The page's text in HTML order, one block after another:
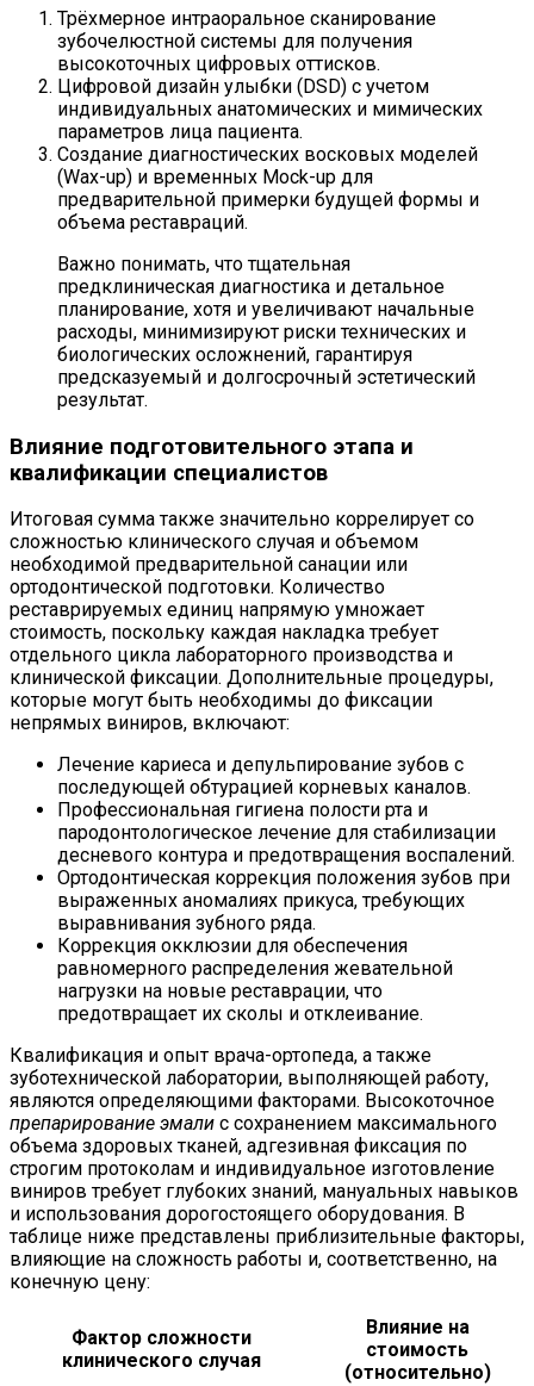
Трёхмерное интраоральное сканирование
зубочелюстной системы для получения
высокоточных цифровых оттисков.
Цифровой дизайн улыбки (DSD) с учетом
индивидуальных анатомических и мимических
параметров лица пациента.
Создание диагностических восковых моделей
(Wax-up) и временных Mock-up для
предварительной примерки будущей формы и
объема реставраций.
Важно понимать, что тщательная
предклиническая диагностика и детальное
планирование, хотя и увеличивают начальные
расходы, минимизируют риски технических и
биологических осложнений, гарантируя
предсказуемый и долгосрочный эстетический
результат.
Влияние подготовительного этапа и
квалификации специалистов
Итоговая сумма также значительно коррелирует со
сложностью клинического случая и объемом
необходимой предварительной санации или
ортодонтической подготовки. Количество
реставрируемых единиц напрямую умножает
стоимость, поскольку каждая накладка требует
отдельного цикла лабораторного производства и
клинической фиксации. Дополнительные процедуры,
которые могут быть необходимы до фиксации
непрямых виниров, включают:
Лечение кариеса и депульпирование зубов с
последующей обтурацией корневых каналов.
Профессиональная гигиена полости рта и
пародонтологическое лечение для стабилизации
десневого контура и предотвращения воспалений.
Ортодонтическая коррекция положения зубов при
выраженных аномалиях прикуса, требующих
выравнивания зубного ряда.
Коррекция окклюзии для обеспечения
равномерного распределения жевательной
нагрузки на новые реставрации, что
предотвращает их сколы и отклеивание.
Квалификация и опыт врача-ортопеда, а также
зуботехнической лаборатории, выполняющей работу,
являются определяющими факторами. Высокоточное
препарирование эмали с сохранением максимального
объема здоровых тканей, адгезивная фиксация по
строгим протоколам и индивидуальное изготовление
виниров требует глубоких знаний, мануальных навыков
и использования дорогостоящего оборудования. В
таблице ниже представлены приблизительные факторы,
влияющие на сложность работы и, соответственно, на
конечную цену:
Фактор сложности
клинического случая
Влияние на
стоимость
(относительно)